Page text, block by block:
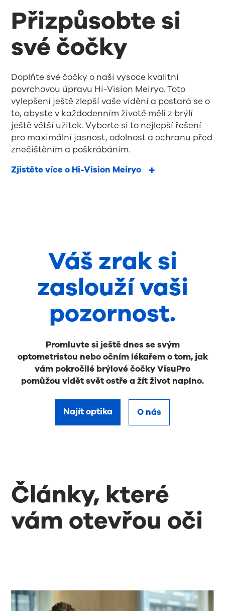
Přizpůsobte si
své čočky
Doplňte své čočky o naši vysoce kvalitní
povrchovou úpravu Hi-Vision Meiryo. Toto
vylepšení ještě zlepší vaše vidění a postará se o
to, abyste v každodenním životě měli z brýlí
ještě větší užitek. Vyberte si to nejlepší řešení
pro maximální jasnost, odolnost a ochranu před
znečištěním a poškrábáním.
Zjistěte více o Hi-Vision Meiryo
Váš zrak si
zaslouží vaši
pozornost.
Promluvte si ještě dnes se svým
optometristou nebo očním lékařem o tom, jak
vám pokročilé brýlové čočky VisuPro
pomůžou vidět svět ostře a žít život naplno.
Najít optika O nás
Články, které
vám otevřou oči